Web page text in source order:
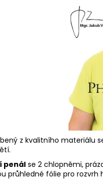
z kvalitního materiálu
penál se 2 chlopněmi,
průhledné fólie pro rozvrh